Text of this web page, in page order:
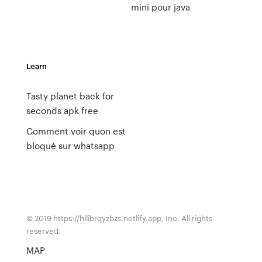
mini pour java
Learn
Tasty planet back for
seconds apk free
Comment voir quon est
bloqué sur whatsapp
© 2019 https://hilibrqyzbzs.netlify.app, Inc. All rights
reserved.
MAP